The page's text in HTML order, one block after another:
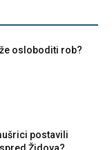
osloboditi rob?
postavili